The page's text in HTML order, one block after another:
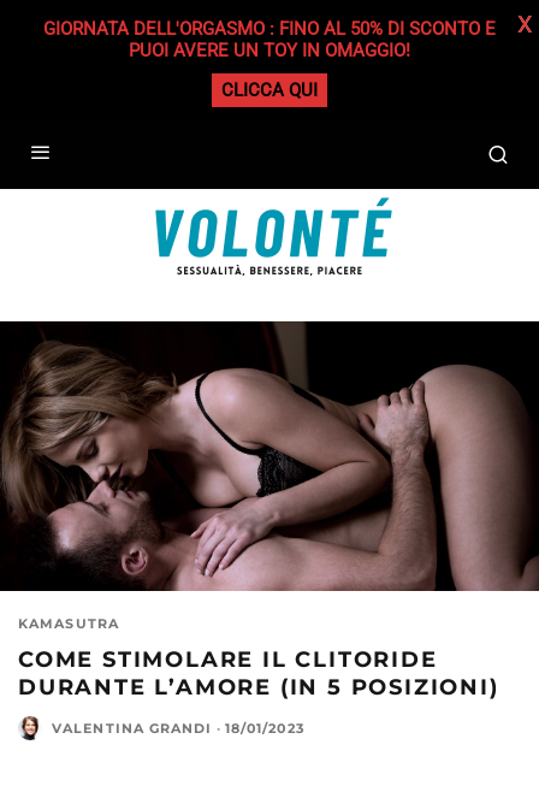
KAMASUTRA
COME STIMOLARE IL CLITORIDE
DURANTE L’AMORE (IN 5 POSIZIONI)
VALENTINA GRANDI · 18/01/2023
GIORNATA DELL'ORGASMO : FINO AL 50% DI SCONTO E
PUOI AVERE UN TOY IN OMAGGIO!
CLICCA QUI
X